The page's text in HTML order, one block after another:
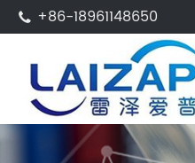
 +86-18961148650